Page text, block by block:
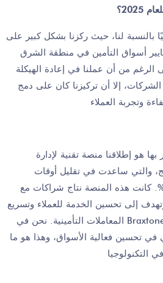
بالنسبة لنا، حيث ركزنا بشكل كبير على
أسواق التأمين في منطقة الشرق
من أن عملنا في إعادة الهيكلة
إلا أن تركيزنا كان على دمج
وتجربة العملاء
هو إطلاقنا منصة تقنية لإدارة
والتي ساعدت في تقليل أوقات
بنسبة تجاوزت 80%. كانت هذه المنصة نتاج شراكات مع
إلى تحسين الخدمة للعملاء وتسريع
المعاملات التأمينية. نحن في Braxtone Group نؤمن بأن التحول
تحسين فعالية الأسواق، وهذا هو ما
التكنولوجيا